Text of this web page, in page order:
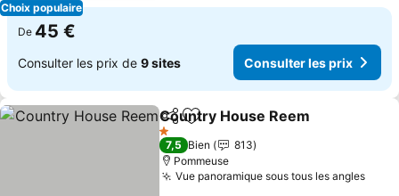
Choix populaire
De 45 €
Consulter les prix de 9 sites Consulter les prix
PartagerAjouter à mes favoris
Country House Reem
1 Étoiles
7,5 Bien
813
Pommeuse
Vue panoramique sous tous les angles